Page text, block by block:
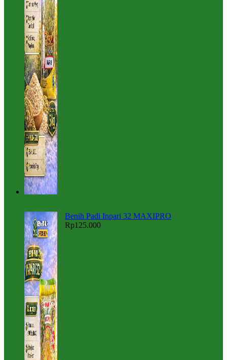
Benih Padi Inpari 32 MAXIPRO
Rp125.000